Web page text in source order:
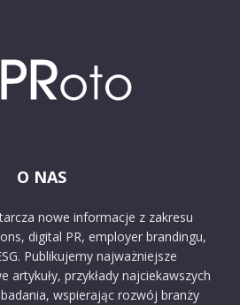
O NAS
nowe informacje z zakresu
digital PR, employer brandingu,
Publikujemy najważniejsze
przykłady najciekawszych
wspierając rozwój branży